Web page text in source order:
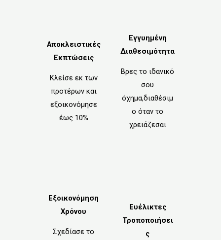
Αποκλειστικές
Εκπτώσεις
Κλείσε εκ των
προτέρων και
εξοικονόμησε
έως 10%
Εγγυημένη
Διαθεσιμότητα
Βρες το ιδανικό
σου
όχημα,διαθέσιμ
ο όταν το
χρειάζεσαι
Εξοικονόμηση
Χρόνου
Σχεδίασε το
Ευέλικτες
Τροποποιήσει
ς